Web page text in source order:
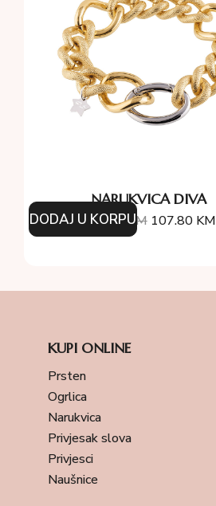
NARUKVICA DIVA
154.00KM 107.80 KM
DODAJ U KORPU
KUPI ONLINE
Prsten
Ogrlica
Narukvica
Privjesak slova
Privjesci
Naušnice